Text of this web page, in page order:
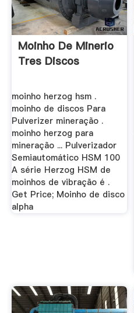
Moinho De Minerio
Tres Discos
moinho herzog hsm .
moinho de discos Para
Pulverizer mineração .
moinho herzog para
mineração ... Pulverizador
Semiautomático HSM 100
A série Herzog HSM de
moinhos de vibração é .
Get Price; Moinho de disco
alpha